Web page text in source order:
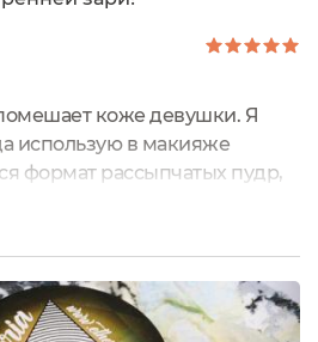
коже девушки. Я
использую в макияже
формат рассыпчатых пудр,
на коже. а безопасный
плюс. Как правило,
минеральную косметику от
в моей косметичке лежит